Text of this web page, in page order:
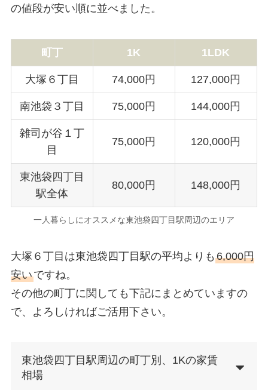
の値段が安い順に並べました。
町丁 1K 1LDK
大塚６丁目 74,000円 127,000円
南池袋３丁目 75,000円 144,000円
雑司が谷１丁
目
75,000円 120,000円
東池袋四丁目
駅全体
80,000円 148,000円
一人暮らしにオススメな東池袋四丁目駅周辺のエリア
大塚６丁目は東池袋四丁目駅の平均よりも 6,000円
安いですね。
その他の町丁に関しても下記にまとめていますの
で、よろしければご活用下さい。
東池袋四丁目駅周辺の町丁別、1Kの家賃
相場